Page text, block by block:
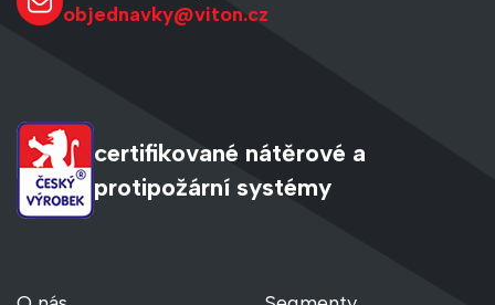
objednavky@viton.cz
certifikované nátěrové a
protipožární systémy